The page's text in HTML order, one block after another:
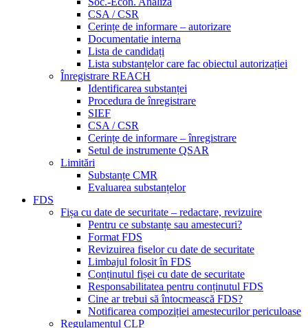
CSA / CSR
Cerințe de informare – autorizare
Documentatie interna
Lista de candidați
Lista substanțelor care fac obiectul autorizației
Înregistrare REACH
Identificarea substanței
Procedura de înregistrare
SIEF
CSA / CSR
Cerințe de informare – înregistrare
Setul de instrumente QSAR
Limitări
Substanțe CMR
Evaluarea substanțelor
FDS
Fișa cu date de securitate – redactare, revizuire
Pentru ce substanțe sau amestecuri?
Format FDS
Revizuirea fiselor cu date de securitate
Limbajul folosit în FDS
Conținutul fișei cu date de securitate
Responsabilitatea pentru conținutul FDS
Cine ar trebui să întocmească FDS?
Notificarea compoziției amestecurilor periculoase
Regulamentul CLP